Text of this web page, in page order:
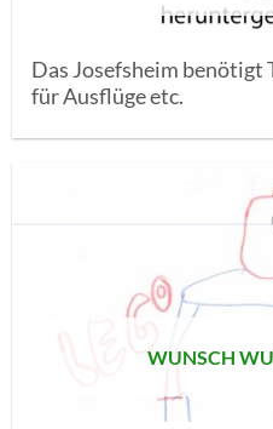
Das Josefsheim benötigt
für Ausflüge etc.
WUNSCH